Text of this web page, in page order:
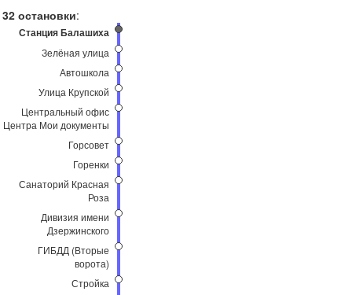
32 остановки:
Станция Балашиха
Зелёная улица
Автошкола
Улица Крупской
Центральный офис
Центра Мои документы
Горсовет
Горенки
Санаторий Красная
Роза
Дивизия имени
Дзержинского
ГИБДД (Вторые
ворота)
Стройка